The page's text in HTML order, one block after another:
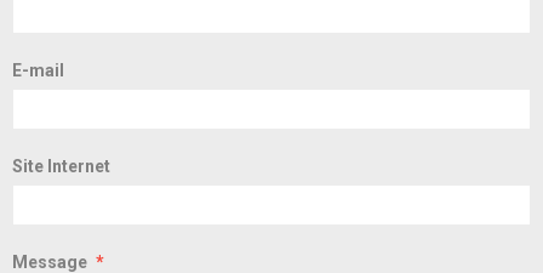
E-mail
Site Internet
Message